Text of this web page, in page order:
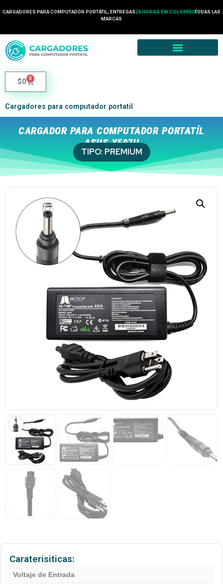
CARGADORES PARA COMPUTADOR PORTÁTIL, ENTREGAS 2 HORA EN MEDELLÍN
24 HORAS EN COLOMBIATODAS LAS
MARCAS
$0 0
Cargadores para computador portatil
CARGADOR PARA COMPUTADOR PORTATÍL
ASUS X507U
TIPO: PREMIUM
Caraterisiticas:
Voltaje de Entrada